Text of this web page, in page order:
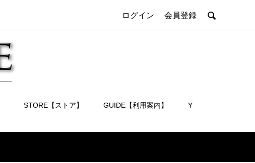
ログイン 会員登録 
STORE【ストア】 GUIDE【利用案内】 Y